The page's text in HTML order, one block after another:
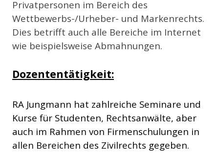
Privatpersonen im Bereich des
Wettbewerbs-/Urheber- und Markenrechts.
Dies betrifft auch alle Bereiche im Internet
wie beispielsweise Abmahnungen.
Dozententätigkeit:
RA Jungmann hat zahlreiche Seminare und
Kurse für Studenten, Rechtsanwälte, aber
auch im Rahmen von Firmenschulungen in
allen Bereichen des Zivilrechts gegeben.